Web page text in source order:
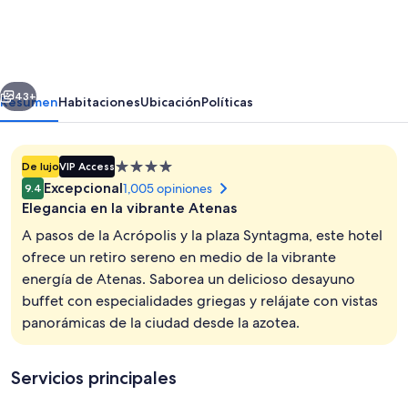
Restaurante
Siguiente
43+
ResumenHabitacionesUbicaciónPolíticas
De lujoVIP AccessPropiedad
de
4.0
9.4 Excepcional1,005 opiniones
Elegancia en la vibrante Atenas
A pasos de la Acrópolis y la plaza Syntagma, este hotel
ofrece un retiro sereno en medio de la vibrante
energía de Atenas. Saborea un delicioso desayuno
buffet con especialidades griegas y relájate con vistas
panorámicas de la ciudad desde la azotea.
Servicios principales